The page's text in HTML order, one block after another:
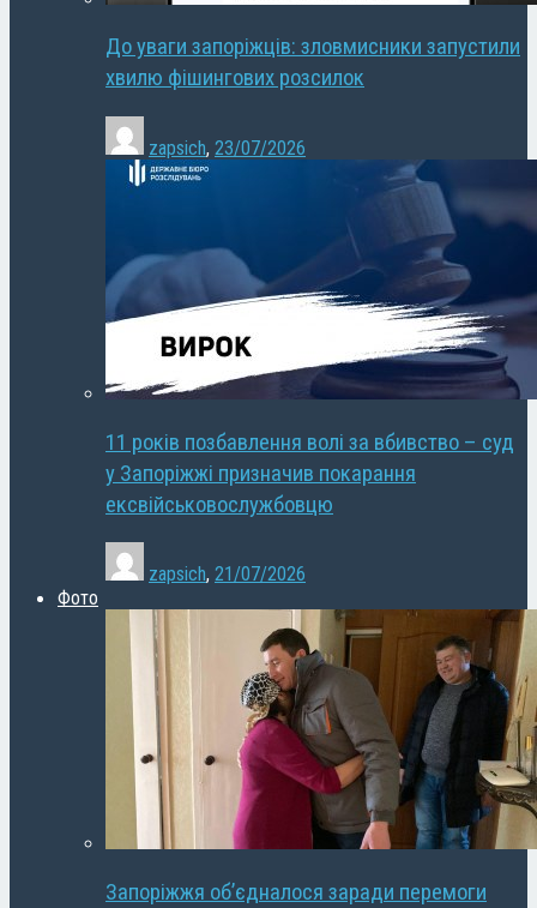
До уваги запоріжців: зловмисники запустили
хвилю фішингових розсилок
zapsich, 23/07/2026
11 років позбавлення волі за вбивство – суд
у Запоріжжі призначив покарання
ексвійськовослужбовцю
zapsich, 21/07/2026
Фото
Запоріжжя об’єдналося заради перемоги